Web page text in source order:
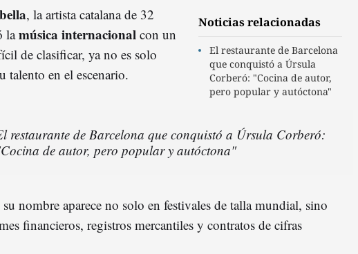
Noticias relacionadas
El restaurante de Barcelona
que conquistó a Úrsula
Corberó: "Cocina de autor,
pero popular y autóctona"
, la artista catalana de 32
lamúsica internacional con un
de clasificar, ya no es solo
talento en el escenario.
restaurante de Barcelona que conquistó a Úrsula Corberó:
de autor, pero popular y autóctona"
nombre aparece no solo en festivales de talla mundial, sino
financieros, registros mercantiles y contratos de cifras